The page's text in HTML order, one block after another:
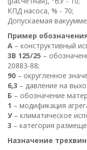
КПД насоса, % - 70;
Допускаемая
Пример
А – конструктивный
3В 125/25 –
20883-88;
90 – округленное
6,3 – давление на
Б – обозначение
1 – модификация
У – климатическое
3 – категория
Назначение